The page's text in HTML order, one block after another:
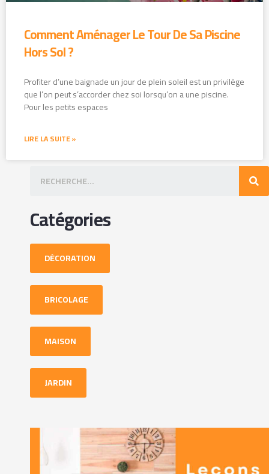
Comment Aménager Le Tour De Sa Piscine
Hors Sol ?
Profiter d’une baignade un jour de plein soleil est un privilège
que l’on peut s’accorder chez soi lorsqu’on a une piscine.
Pour les petits espaces
LIRE LA SUITE »
Catégories
DÉCORATION
BRICOLAGE
MAISON
JARDIN